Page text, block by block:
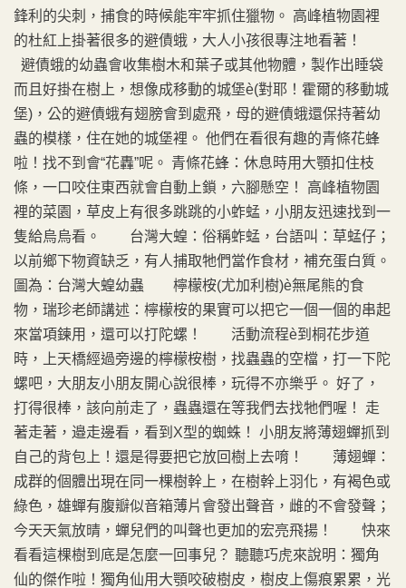
鋒利的尖刺，捕食的時候能牢牢抓住獵物。 高峰植物園裡
的杜紅上掛著很多的避債蛾，大人小孩很專注地看著！
避債蛾的幼蟲會收集樹木和葉子或其他物體，製作出睡袋
而且好掛在樹上，想像成移動的城堡è(對耶！霍爾的移動城
堡)，公的避債蛾有翅膀會到處飛，母的避債蛾還保持著幼
蟲的模樣，住在她的城堡裡。 他們在看很有趣的青條花蜂
啦！找不到會“花轟”呢。 青條花蜂：休息時用大顎扣住枝
條，一口咬住東西就會自動上鎖，六腳懸空！ 高峰植物園
裡的菜園，草皮上有很多跳跳的小蚱蜢，小朋友迅速找到一
隻給烏烏看。 台灣大蝗：俗稱蚱蜢，台語叫：草蜢仔；
以前鄉下物資缺乏，有人捕取牠們當作食材，補充蛋白質。
圖為：台灣大蝗幼蟲 檸檬桉(尤加利樹)è無尾熊的食
物，瑞珍老師講述：檸檬桉的果實可以把它一個一個的串起
來當項鍊用，還可以打陀螺！ 活動流程è到桐花步道
時，上天橋經過旁邊的檸檬桉樹，找蟲蟲的空檔，打一下陀
螺吧，大朋友小朋友開心說很棒，玩得不亦樂乎。 好了，
打得很棒，該向前走了，蟲蟲還在等我們去找牠們喔！ 走
著走著，邉走邊看，看到X型的蜘蛛！ 小朋友將薄翅蟬抓到
自己的背包上！還是得要把它放回樹上去唷！ 薄翅蟬：
成群的個體出現在同一棵樹幹上，在樹幹上羽化，有褐色或
綠色，雄蟬有腹瓣似音箱薄片會發出聲音，雌的不會發聲；
今天天氣放晴，蟬兒們的叫聲也更加的宏亮飛揚！ 快來
看看這棵樹到底是怎麼一回事兒？ 聽聽巧虎來說明：獨角
仙的傑作啦！獨角仙用大顎咬破樹皮，樹皮上傷痕累累，光